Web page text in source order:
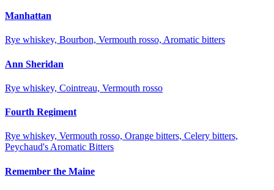
Manhattan
Rye whiskey, Bourbon, Vermouth rosso, Aromatic bitters
Ann Sheridan
Rye whiskey, Cointreau, Vermouth rosso
Fourth Regiment
Rye whiskey, Vermouth rosso, Orange bitters, Celery bitters,
Peychaud's Aromatic Bitters
Remember the Maine